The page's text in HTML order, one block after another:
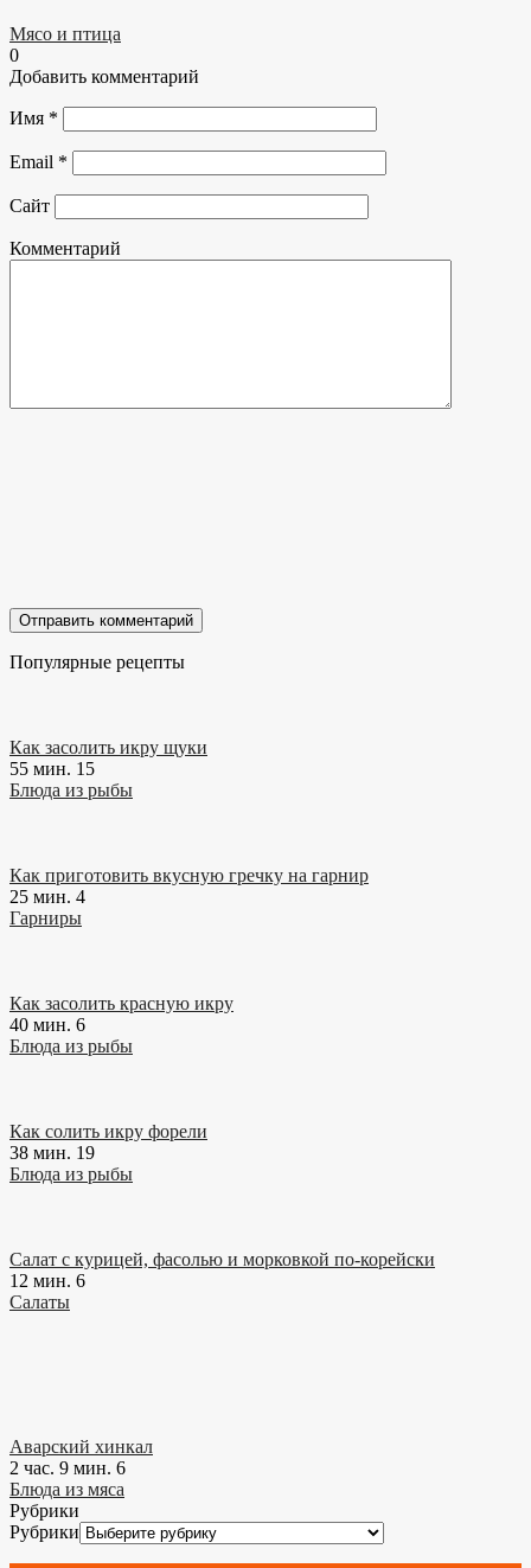
Мясо и птица
0
Добавить комментарий
Имя *
Email *
Сайт
Комментарий
Популярные рецепты
Как засолить икру щуки
55 мин. 15
Блюда из рыбы
Как приготовить вкусную гречку на гарнир
25 мин. 4
Гарниры
Как засолить красную икру
40 мин. 6
Блюда из рыбы
Как солить икру форели
38 мин. 19
Блюда из рыбы
Салат с курицей, фасолью и морковкой по-корейски
12 мин. 6
Салаты
Аварский хинкал
2 час. 9 мин. 6
Блюда из мяса
Рубрики
Рубрики